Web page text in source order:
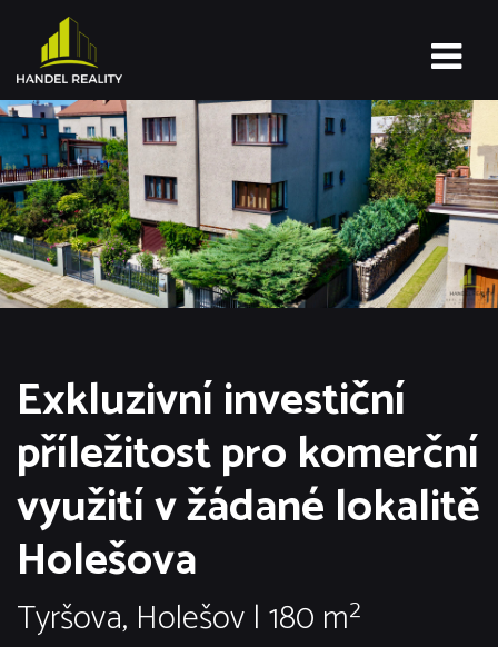
Exkluzivní investiční
příležitost pro komerční
využití v žádané lokalitě
Holešova
Tyršova, Holešov | 180 m²